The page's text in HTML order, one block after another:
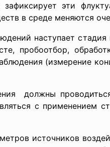
эти
в среде меняются
наступает
пробоотбор,
(измерение
должны
с применением
источников